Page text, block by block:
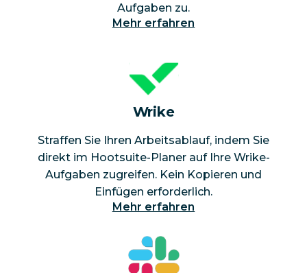
Aufgaben zu.
Mehr erfahren
Wrike
Straffen Sie Ihren Arbeitsablauf, indem Sie
direkt im Hootsuite-Planer auf Ihre Wrike-
Aufgaben zugreifen. Kein Kopieren und
Einfügen erforderlich.
Mehr erfahren